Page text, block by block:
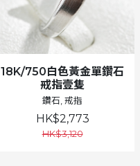
18K/750白色黃金單鑽石
戒指壹隻
鑽石, 戒指
HK$2,773
HK$3,120